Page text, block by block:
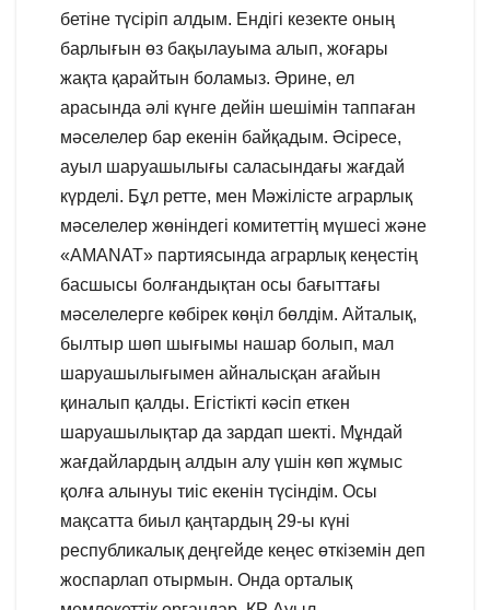
бетіне түсіріп алдым. Ендігі кезекте оның
барлығын өз бақылауыма алып, жоғары
жақта қарайтын боламыз. Әрине, ел
арасында әлі күнге дейін шешімін таппаған
мәселелер бар екенін байқадым. Әсіресе,
ауыл шаруашылығы саласындағы жағдай
күрделі. Бұл ретте, мен Мәжілісте аграрлық
мәселелер жөніндегі комитеттің мүшесі және
«AMANAT» партиясында аграрлық кеңестің
басшысы болғандықтан осы бағыттағы
мәселелерге көбірек көңіл бөлдім. Айталық,
былтыр шөп шығымы нашар болып, мал
шаруашылығымен айналысқан ағайын
қиналып қалды. Егістікті кәсіп еткен
шаруашылықтар да зардап шекті. Мұндай
жағдайлардың алдын алу үшін көп жұмыс
қолға алынуы тиіс екенін түсіндім. Осы
мақсатта биыл қаңтардың 29-ы күні
республикалық деңгейде кеңес өткіземін деп
жоспарлап отырмын. Онда орталық